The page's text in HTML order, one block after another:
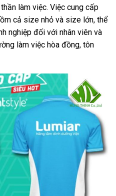
làm việc. Việc cung cấp
cả size nhỏ và size lớn, thể
nghiệp đối với nhân viên và
làm việc hòa đồng, tôn